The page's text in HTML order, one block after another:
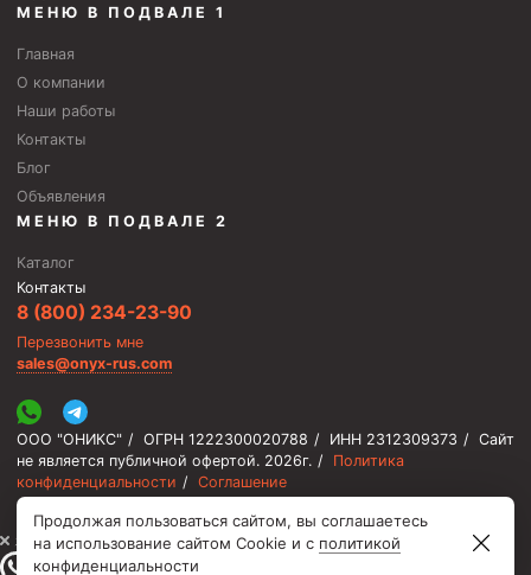
Скребки корончатые СК и тросовые СТ
Герметизаторы устьевые
Башмаки колонные
Инструмент для бурения и КРС (ловильный, аварийный)
Перья для резки кабеля
Шаблоны колонные
Перья гидромониторные
Пауки гидравлические
Пауки механические
Желонки
Ерши механические
МЕНЮ В ПОДВАЛЕ 1
Главная
О компании
Наши работы
Контакты
Блог
Объявления
МЕНЮ В ПОДВАЛЕ 2
Каталог
Контакты
8 (800) 234-23-90
Перезвонить мне
sales@onyx-rus.com
ООО "ОНИКС" / ОГРН 1222300020788 / ИНН 2312309373 / Сайт
не является публичной офертой. 2026г. /
Политика
конфиденциальности / Соглашение
⚡️ Мы онлайн, ответим быстро
Продолжая пользоваться сайтом, вы соглашаетесь
на использование сайтом Cookie и с политикой
конфиденциальности